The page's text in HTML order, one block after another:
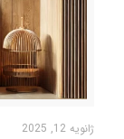
ژانویه 12, 2025